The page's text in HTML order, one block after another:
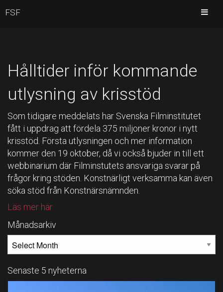
Hålltider inför kommande
utlysning av krisstöd
Som tidigare meddelats har Svenska Filminstitutet
fått i uppdrag att fördela 375 miljoner kronor i nytt
krisstöd. Första utlysningen och mer information
kommer den 19 oktober, då vi också bjuder in till ett
webbinarium där Filminstutets ansvariga svarar på
frågor kring stöden. Konstnärligt verksamma kan även
söka stöd från Konstnärsnämnden.
Läs mer här
Månadsarkiv
Senaste 5 nyheterna
FSF